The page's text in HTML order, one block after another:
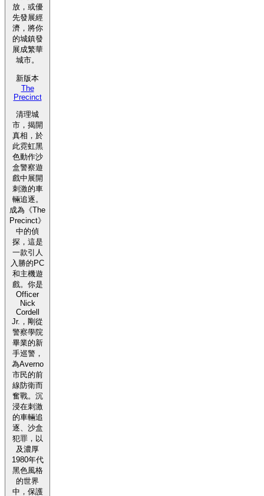
放，或優
先發展經
濟，將你
的城鎮發
展成繁華
城市。
新版本
The
Precinct
清理城
市，揭開
真相，於
此霓虹黑
色動作沙
盒警察遊
戲中展開
刺激的車
輛追逐。
成為《The
Precinct》
中的偵
探，這是
一款引人
入勝的PC
和主機遊
戲。你是
Officer
Nick
Cordell
Jr.，剛從
警察學院
畢業的新
手巡警，
為Averno
市民的前
線防衛而
奮戰。沉
浸在刺激
的車輛追
逐、沙盒
犯罪，以
及濃厚
1980年代
黑色風格
的世界
中，保護